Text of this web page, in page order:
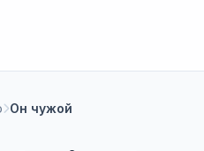
Он чужой